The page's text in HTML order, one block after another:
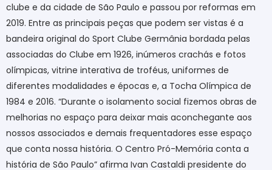
clube e da cidade de São Paulo e passou por reformas em
2019. Entre as principais peças que podem ser vistas é a
bandeira original do Sport Clube Germânia bordada pelas
associadas do Clube em 1926, inúmeros crachás e fotos
olímpicas, vitrine interativa de troféus, uniformes de
diferentes modalidades e épocas e, a Tocha Olímpica de
1984 e 2016. “Durante o isolamento social fizemos obras de
melhorias no espaço para deixar mais aconchegante aos
nossos associados e demais frequentadores esse espaço
que conta nossa história. O Centro Pró-Memória conta a
história de São Paulo” afirma Ivan Castaldi presidente do